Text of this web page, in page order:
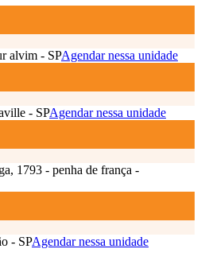
alvim - SPAgendar nessa unidade
- SPAgendar nessa unidade
1793 - penha de frança -
- SPAgendar nessa unidade